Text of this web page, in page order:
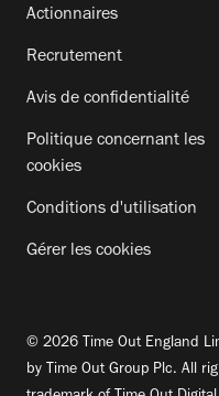
Actionnaires
Recrutement
Avis de confidentialité
Politique concernant les
cookies
Conditions d'utilisation
Gérer les cookies
© 2026 Time Out England
by Time Out Group Plc. All